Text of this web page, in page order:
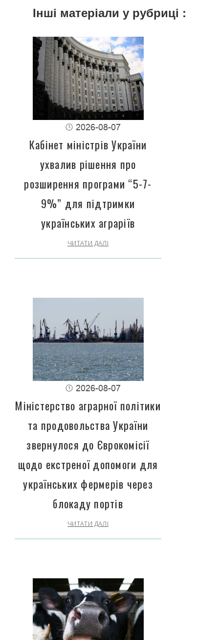
Інші матеріали у рубриці :
2026-08-07
Кабінет міністрів України
ухвалив рішення про
розширення програми “5-7-
9%” для підтримки
українських аграріїв
ЧИТАТИ ДАЛІ
2026-08-07
Міністерство аграрної політики
та продовольства України
звернулося до Єврокомісії
щодо екстреної допомоги для
українських фермерів через
блокаду портів
ЧИТАТИ ДАЛІ